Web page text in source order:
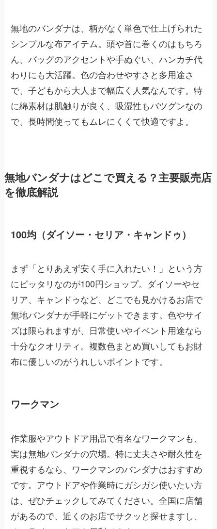
無地のバンダナは、柄がなく単色で仕上げられた
シンプルな布アイテム。頭や首に巻くのはもちろ
ん、バッグのアクセントや手ぬぐい、ハンカチ代
わりにも大活躍。色の合わせやすさと多用途さ
で、子どもから大人まで幅広く人気なんです。特
に綿素材は肌触りが良く、吸湿性もバツグンなの
で、長時間使ってもムレにくくて快適ですよ。
無地バンダナはどこで買える？主要販売店
を徹底解説
100均（ダイソー・セリア・キャンドゥ）
まず「とりあえず安く手に入れたい！」という方
にピッタリなのが100円ショップ。ダイソーやセ
リア、キャンドゥなど、どこでも見かけるお店で
無地バンダナが手軽にゲットできます。色やサイ
ズは限られますが、日常使いやイベント用途なら
十分なクオリティ。複数色まとめ買いしてもお財
布に優しいのがうれしいポイントです。
ワークマン
作業服やアウトドア用品で有名なワークマンも、
実は無地バンダナの穴場。特に丈夫さや耐久性を
重視するなら、ワークマンのバンダナはおすすめ
です。アウトドアや作業時にガシガシ使いたい方
は、ぜひチェックしてみてください。全国に店舗
があるので、近くのお店でサクッと探せますし、